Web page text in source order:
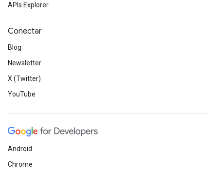
APIs Explorer
Conectar
Blog
Newsletter
X (Twitter)
YouTube
Android
Chrome